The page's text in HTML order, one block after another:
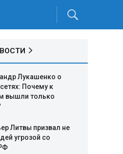
Лукашенко о
Почему к
вышли только
Литвы призвал не
угрозой со